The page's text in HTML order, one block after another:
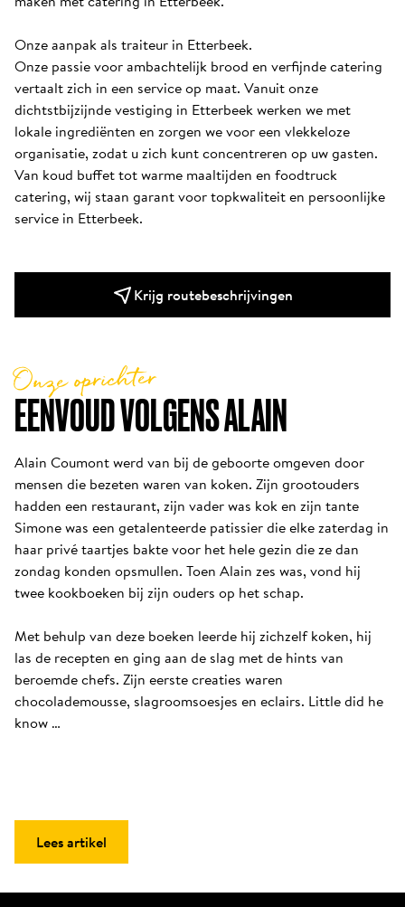
Onze aanpak als traiteur in Etterbeek.
Onze passie voor ambachtelijk brood en verfijnde catering
vertaalt zich in een service op maat. Vanuit onze
dichtstbijzijnde vestiging in Etterbeek werken we met
lokale ingrediënten en zorgen we voor een vlekkeloze
organisatie, zodat u zich kunt concentreren op uw gasten.
Van koud buffet tot warme maaltijden en foodtruck
catering, wij staan garant voor topkwaliteit en persoonlijke
service in Etterbeek.
Krijg routebeschrijvingen
EENVOUD VOLGENS ALAIN
Onze oprichter
Alain Coumont werd van bij de geboorte omgeven door
mensen die bezeten waren van koken. Zijn grootouders
hadden een restaurant, zijn vader was kok en zijn tante
Simone was een getalenteerde patissier die elke zaterdag in
haar privé taartjes bakte voor het hele gezin die ze dan
zondag konden opsmullen. Toen Alain zes was, vond hij
twee kookboeken bij zijn ouders op het schap.
Met behulp van deze boeken leerde hij zichzelf koken, hij
las de recepten en ging aan de slag met de hints van
beroemde chefs. Zijn eerste creaties waren
chocolademousse, slagroomsoesjes en eclairs. Little did he
know …
Lees artikel